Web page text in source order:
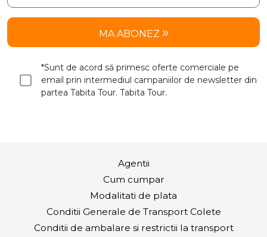
MA ABONEZ
*Sunt de acord să primesc oferte comerciale pe
email prin intermediul campaniilor de newsletter din
partea Tabita Tour. Tabita Tour.
Agentii
Cum cumpar
Modalitati de plata
Conditii Generale de Transport Colete
Conditii de ambalare si restrictii la transport